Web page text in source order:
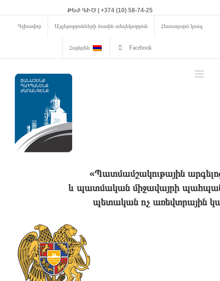
ԹԵԺ ԳԻԾ | +374 (10) 58-74-25
Գլխավոր Այցելությունների մասին տեղեկություն Հետադարձ կապ
Հայերեն Facebook
«Պատմամշակութային
և պատմական միջավայրի
պետական ոչ առեվտրային